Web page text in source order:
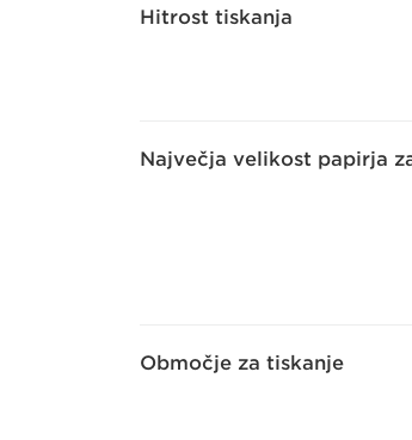
Hitrost tiskanja
Največja velikost papirja
Območje za tiskanje